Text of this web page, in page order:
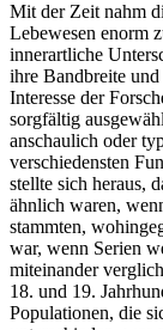
Mit der Zeit nahm
Lebewesen enorm
innerartliche
ihre Bandbreite
Interesse der
sorgfältig
anschaulich oder
verschiedensten
stellte sich heraus,
ähnlich waren,
stammten,
war, wenn Serien
miteinander
18. und 19.
Populationen, die